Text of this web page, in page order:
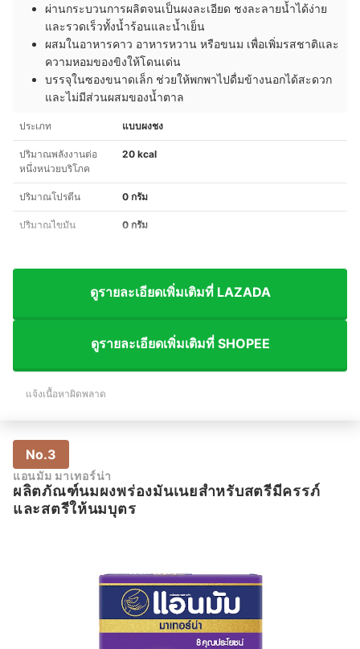
ผ่านกระบวนการผลิตจนเป็นผงละเอียด ชงละลายน้ำได้ง่าย
และรวดเร็วทั้งน้ำร้อนและน้ำเย็น
ผสมในอาหารคาว อาหารหวาน หรือขนม เพื่อเพิ่มรสชาติและ
ความหอมของขิงให้โดนเด่น
บรรจุในซองขนาดเล็ก ช่วยให้พกพาไปดื่มข้างนอกได้สะดวก
และไม่มีส่วนผสมของน้ำตาล
ประเภท แบบผงชง
ปริมาณพลังงานต่อ
หนึ่งหน่วยบริโภค
20 kcal
ปริมาณโปรตีน 0 กรัม
ปริมาณไขมัน 0 กรัม
ดูรายละเอียดเพิ่มเติมที่ LAZADA
ดูรายละเอียดเพิ่มเติมที่ SHOPEE
แจ้งเนื้อหาผิดพลาด
No.3
แอนมัม มาเทอร์น่า
ผลิตภัณฑ์นมผงพร่องมันเนยสำหรับสตรีมีครรภ์
และสตรีให้นมบุตร